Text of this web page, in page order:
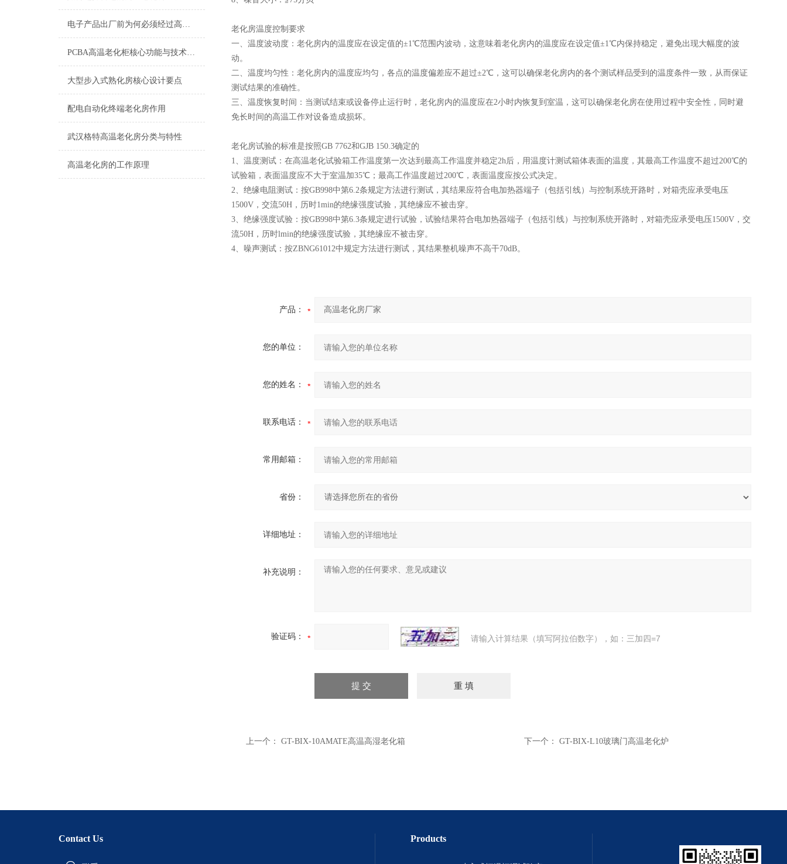
电子产品出厂前为何必须经过高温老化房检测？
PCBA高温老化柜核心功能与技术特性
大型步入式熟化房核心设计要点
配电自动化终端老化房作用
武汉格特高温老化房分类与特性
高温老化房的工作原理
老化房温度控制要求
一、温度波动度：老化房内的温度应在设定值的±1℃范围内波动，这意味着老化房内的温度应在设定值±1℃内保持稳定，避免出现大幅度的波
动。
二、温度均匀性：老化房内的温度应均匀，各点的温度偏差应不超过±2℃，这可以确保老化房内的各个测试样品受到的温度条件一致，从而保证
测试结果的准确性。
三、温度恢复时间：当测试结束或设备停止运行时，老化房内的温度应在2小时内恢复到室温，这可以确保老化房在使用过程中安全性，同时避
免长时间的高温工作对设备造成损坏。
老化房试验的标准是按照GB 7762和GJB 150.3确定的
1、温度测试：在高温老化试验箱工作温度第一次达到最高工作温度并稳定2h后，用温度计测试箱体表面的温度，其最高工作温度不超过200℃的
试验箱，表面温度应不大于室温加35℃；最高工作温度超过200℃，表面温度应按公式决定。
2、绝缘电阻测试：按GB998中第6.2条规定方法进行测试，其结果应符合电加热器端子（包括引线）与控制系统开路时，对箱壳应承受电压
1500V，交流50H，历时1min的绝缘强度试验，其绝缘应不被击穿。
3、绝缘强度试验：按GB998中第6.3条规定进行试验，试验结果符合电加热器端子（包括引线）与控制系统开路时，对箱壳应承受电压1500V，交
流50H，历时lmin的绝缘强度试验，其绝缘应不被击穿。
4、噪声测试：按ZBNG61012中规定方法进行测试，其结果整机噪声不高干70dB。
产品：
您的单位：
您的姓名：
联系电话：
常用邮箱：
省份：
详细地址：
补充说明：
验证码： 请输入计算结果（填写阿拉伯数字），如：三加四=7
上一个： GT-BIX-10AMATE高温高湿老化箱 下一个： GT-BIX-L10玻璃门高温老化炉
Contact Us Products